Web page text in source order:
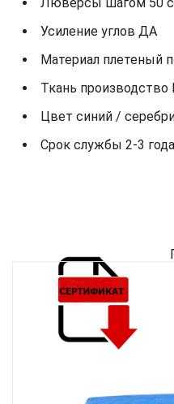
Усиление углов ДА
Материал плетеный
Ткань производство
Цвет синий /
Срок службы 2-3 года